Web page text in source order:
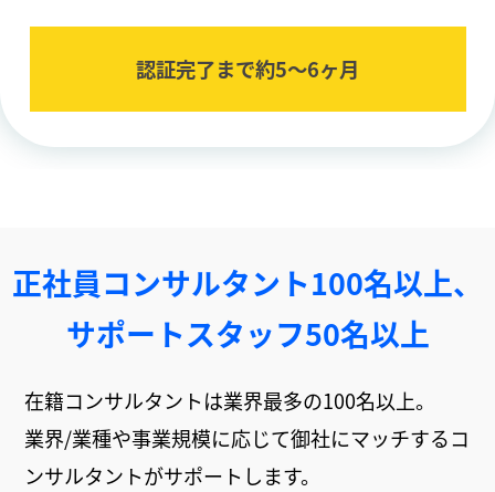
認証完了まで約5〜6ヶ⽉
正社員コンサルタント100名以上、
サポートスタッフ50名以上
在籍コンサルタントは業界最多の100名以上。
業界/業種や事業規模に応じて御社にマッチするコ
ンサルタントがサポートします。